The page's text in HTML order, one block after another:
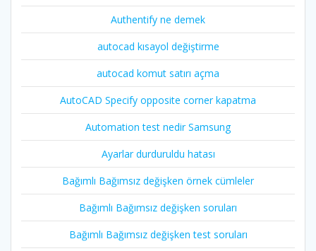
Authentify ne demek
autocad kısayol değiştirme
autocad komut satırı açma
AutoCAD Specify opposite corner kapatma
Automation test nedir Samsung
Ayarlar durduruldu hatası
Bağımlı Bağımsız değişken örnek cümleler
Bağımlı Bağımsız değişken soruları
Bağımlı Bağımsız değişken test soruları